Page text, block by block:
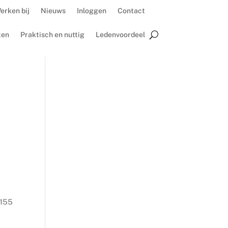
bij Nieuws Inloggen Contact
Praktisch en nuttig Ledenvoordeel